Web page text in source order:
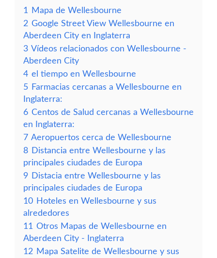
1
Mapa de Wellesbourne
2 Google Street View Wellesbourne en
Aberdeen City en Inglaterra
3 Vídeos relacionados con Wellesbourne -
Aberdeen City
4 el tiempo en Wellesbourne
5 Farmacias cercanas a Wellesbourne en
Inglaterra:
6 Centos de Salud cercanas a Wellesbourne
en Inglaterra:
7 Aeropuertos cerca de Wellesbourne
8 Distancia entre Wellesbourne y las
principales ciudades de Europa
9 Distacia entre Wellesbourne y las
principales ciudades de Europa
10 Hoteles en Wellesbourne y sus
alrededores
11 Otros Mapas de Wellesbourne en
Aberdeen City - Inglaterra
12 Mapa Satelite de Wellesbourne y sus